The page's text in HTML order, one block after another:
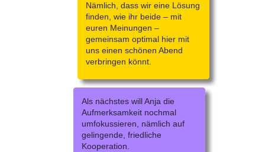
Nämlich, dass wir eine Lösung
finden, wie ihr beide – mit
euren Meinungen –
gemeinsam optimal hier mit
uns einen schönen Abend
verbringen könnt.
Als nächstes will Anja die
Aufmerksamkeit nochmal
umfokussieren, nämlich auf
gelingende, friedliche
Kooperation.